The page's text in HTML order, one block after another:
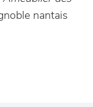
nantais